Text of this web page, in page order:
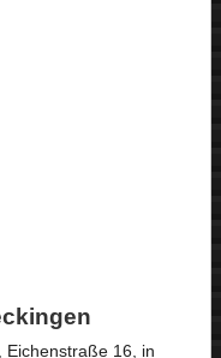
Eichenstraße 16, in